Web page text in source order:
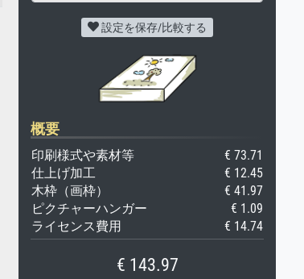
設定を保存/比較する
概要
印刷様式や素材等
€ 73.71
仕上げ加工
€ 12.45
木枠（画枠）
€ 41.97
ピクチャーハンガー
€ 1.09
ライセンス費用
€ 14.74
€ 143.97